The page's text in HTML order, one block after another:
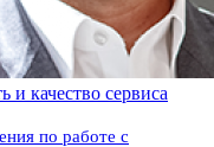
и качество сервиса
по работе с